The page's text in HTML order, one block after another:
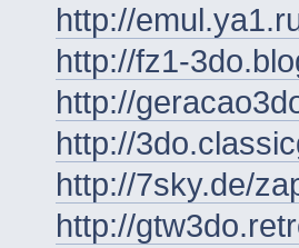
http://
http://fz1-
http://
http://
http://7sky.de/
http://